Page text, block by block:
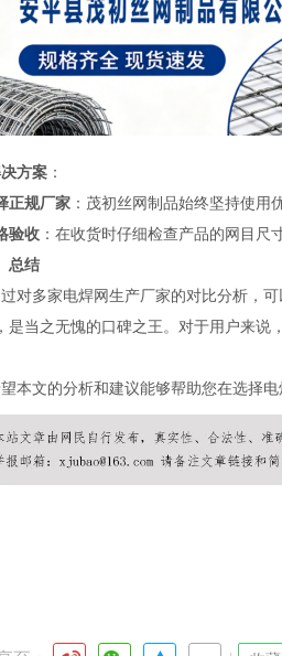
方案 ：
正规厂家 ：茂初丝网制品始终坚持使用
验收 ：在收货时仔细检查产品的网目尺
总结
对多家电焊网生产厂家的对比分析，可
是当之无愧的口碑之王。对于用户来说
本文的分析和建议能够帮助您在选择